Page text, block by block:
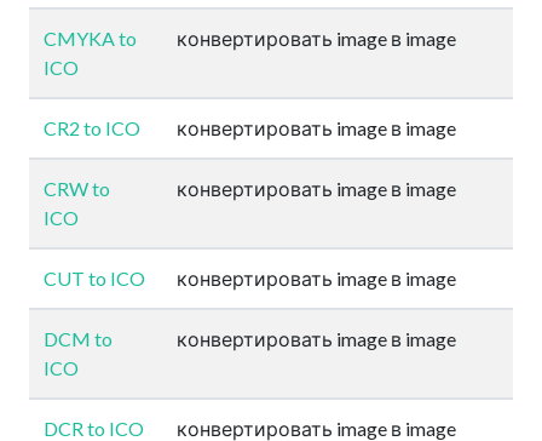
CMYKA to
ICO
конвертировать image в image
CR2 to ICO конвертировать image в image
CRW to
ICO
конвертировать image в image
CUT to ICO конвертировать image в image
DCM to
ICO
конвертировать image в image
DCR to ICO конвертировать image в image